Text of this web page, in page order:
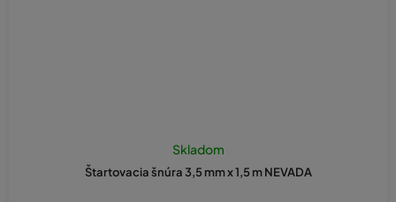
Štartovacia šnúra 3,5 mm x 1,5 m NEVADA
Skladom